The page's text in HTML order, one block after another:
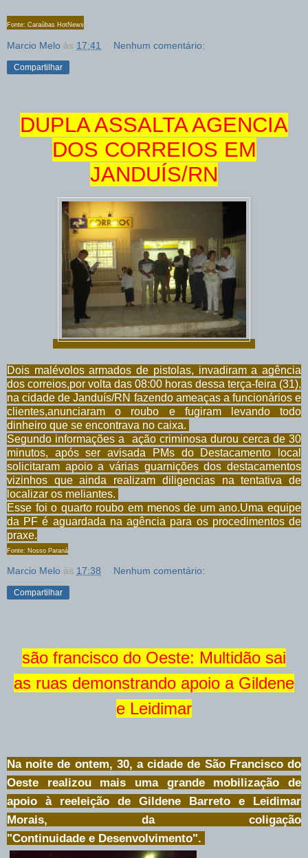
Fonte: Caraúbas HotNews
Marcio Melo às 17:41 Nenhum comentário:
Compartilhar
DUPLA ASSALTA AGENCIA
DOS CORREIOS EM
JANDUÍS/RN
Dois malévolos armados de pistolas, invadiram a agência
dos correios,por volta das 08:00 horas dessa terça-feira (31),
na cidade de Janduís/RN fazendo ameaças a funcionários e
clientes,anunciaram o roubo e fugiram levando todo
dinheiro que se encontrava no caixa.
Segundo informações a ação criminosa durou cerca de 30
minutos, após ser avisada PMs do Destacamento local
solicitaram apoio a várias guarnições dos destacamentos
vizinhos que ainda realizam diligencias na tentativa de
localizar os meliantes.
Esse foi o quarto roubo em menos de um ano.Uma equipe
da PF é aguardada na agência para os procedimentos de
praxe.
Fonte: Nosso Paraná
Marcio Melo às 17:38 Nenhum comentário:
Compartilhar
são francisco do Oeste: Multidão sai
as ruas demonstrando apoio a Gildene
e Leidimar
Na noite de ontem, 30, a cidade de São Francisco do
Oeste realizou mais uma grande mobilização de
apoio à reeleição de Gildene Barreto e Leidimar
Morais, da coligação
"Continuidade e Desenvolvimento".